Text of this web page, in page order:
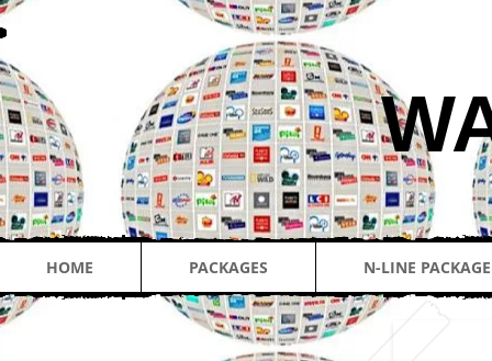
HOME PACKAGES N-LINE PACKAGE